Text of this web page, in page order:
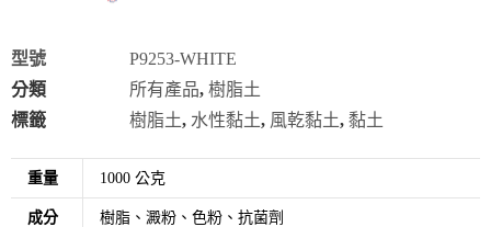
型號
P9253-WHITE
分類
所有產品, 樹脂土
標籤
樹脂土, 水性黏土, 風乾黏土, 黏土
重量 1000 公克
成分 樹脂、澱粉、色粉、抗菌劑